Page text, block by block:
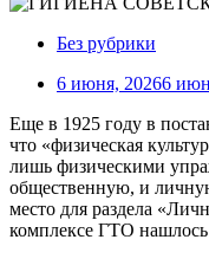
Без рубрики
6 июня, 20266
Еще в 1925 году в
что «физическая
лишь физическими
общественную, и
место для раздела
комплексе ГТО